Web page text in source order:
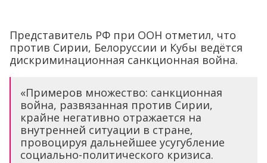
Представитель РФ при ООН отметил, что
против Сирии, Белоруссии и Кубы ведётся
дискриминационная санкционная война.
«Примеров множество: санкционная
война, развязанная против Сирии,
крайне негативно отражается на
внутренней ситуации в стране,
провоцируя дальнейшее усугубление
социально-политического кризиса.